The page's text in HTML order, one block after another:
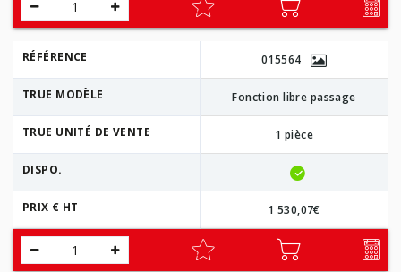
RÉFÉRENCE 015564
TRUE MODÈLE Fonction libre passage
TRUE UNITÉ DE VENTE 1 pièce
DISPO.
PRIX € HT 1 530,07€